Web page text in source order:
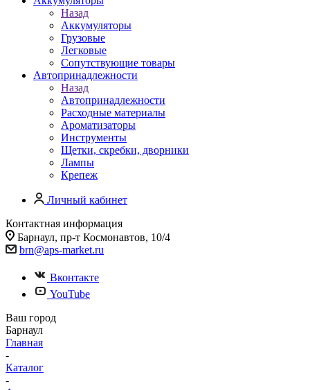
Назад
Аккумуляторы
Грузовые
Легковые
Сопутствующие товары
Автопринадлежности
Назад
Автопринадлежности
Расходные материалы
Ароматизаторы
Инструменты
Щетки, скребки, дворники
Лампы
Крепеж
Личный кабинет
Контактная информация
Барнаул, пр-т Космонавтов, 10/4
brn@aps-market.ru
Вконтакте
YouTube
Ваш город
Барнаул
Главная
-
Каталог
-